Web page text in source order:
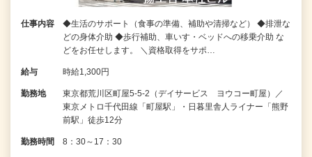
仕事内容
◆生活のサポート（食事の準備、補助や清掃など） ◆排泄な
どの身体介助 ◆歩行補助、車いす・ベッドへの移乗介助 な
どをお任せします。 ＼資格取得をサポ…
給与 時給1,300円
勤務地
東京都荒川区町屋5-5-2（デイサービス ヨウコー町屋）／
東京メトロ千代田線「町屋駅」・日暮里舎人ライナー「熊野
前駅」徒歩12分
勤務時間 8：30～17：30